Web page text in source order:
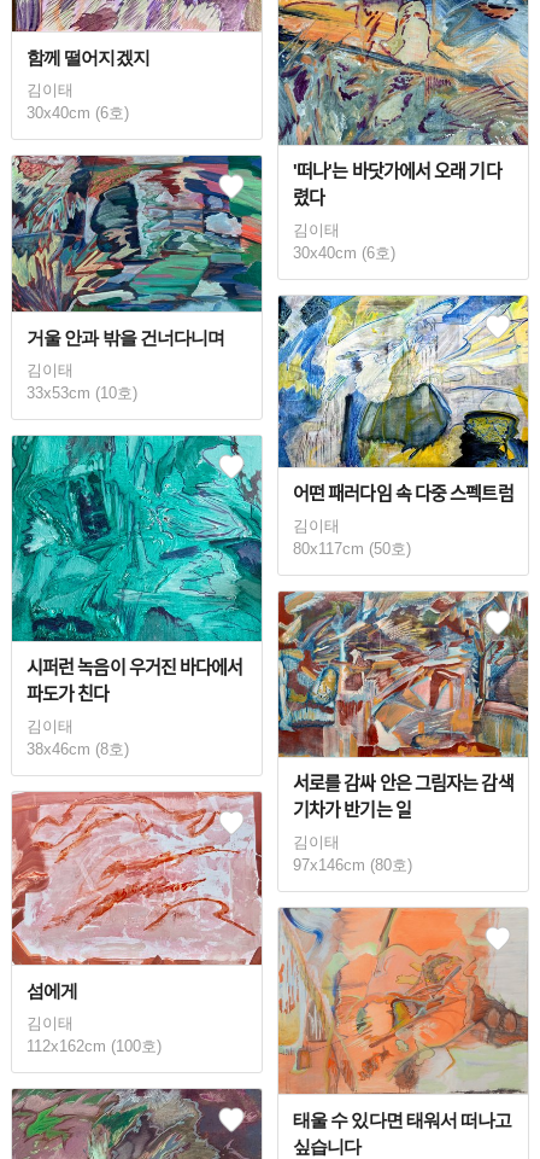
함께 떨어지겠지
김이태
30x40cm (6호)
'떠나'는 바닷가에서 오래 기다
렸다
김이태
30x40cm (6호)
거울 안과 밖을 건너다니며
김이태
33x53cm (10호)
어떤 패러다임 속 다중 스펙트럼
김이태
80x117cm (50호)
시퍼런 녹음이 우거진 바다에서
파도가 친다
김이태
38x46cm (8호)
서로를 감싸 안은 그림자는 감색
기차가 반기는 일
김이태
97x146cm (80호)
섬에게
김이태
112x162cm (100호)
태울 수 있다면 태워서 떠나고
싶습니다